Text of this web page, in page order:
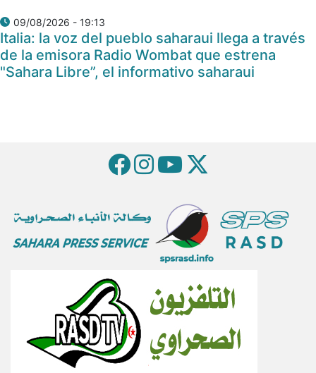
09/08/2026 - 19:13
Italia: la voz del pueblo saharaui llega a través
de la emisora Radio Wombat que estrena
"Sahara Libre”, el informativo saharaui